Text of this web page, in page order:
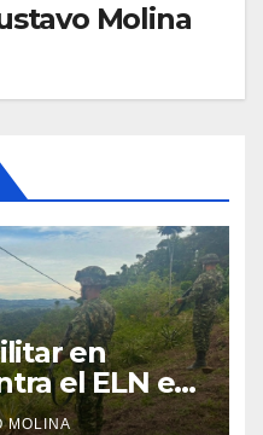
Molina
en
el ELN en
MOLINA